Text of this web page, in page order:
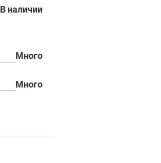
В наличии
Много
Много